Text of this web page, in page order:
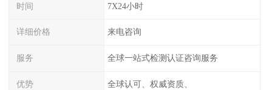
时间 7X24小时
详细价格 来电咨询
服务 全球一站式检测认证咨询服务
优势 全球认可、权威资质、